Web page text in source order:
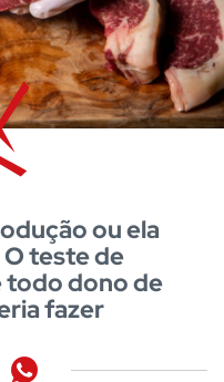
ou ela
teste de
dono de
fazer